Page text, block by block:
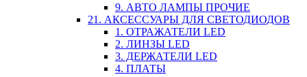
9. АВТО ЛАМПЫ ПРОЧИЕ
21. АКСЕССУАРЫ ДЛЯ СВЕТОДИОДОВ
1. ОТРАЖАТЕЛИ LED
2. ЛИНЗЫ LED
3. ДЕРЖАТЕЛИ LED
4. ПЛАТЫ